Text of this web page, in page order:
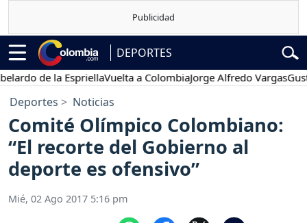
DEPORTES
de la EspriellaVuelta a ColombiaJorge Alfredo VargasGustavo
Deportes Noticias
Comité Olímpico Colombiano:
“El recorte del Gobierno al
deporte es ofensivo”
Mié, 02 Ago 2017 5:16 pm